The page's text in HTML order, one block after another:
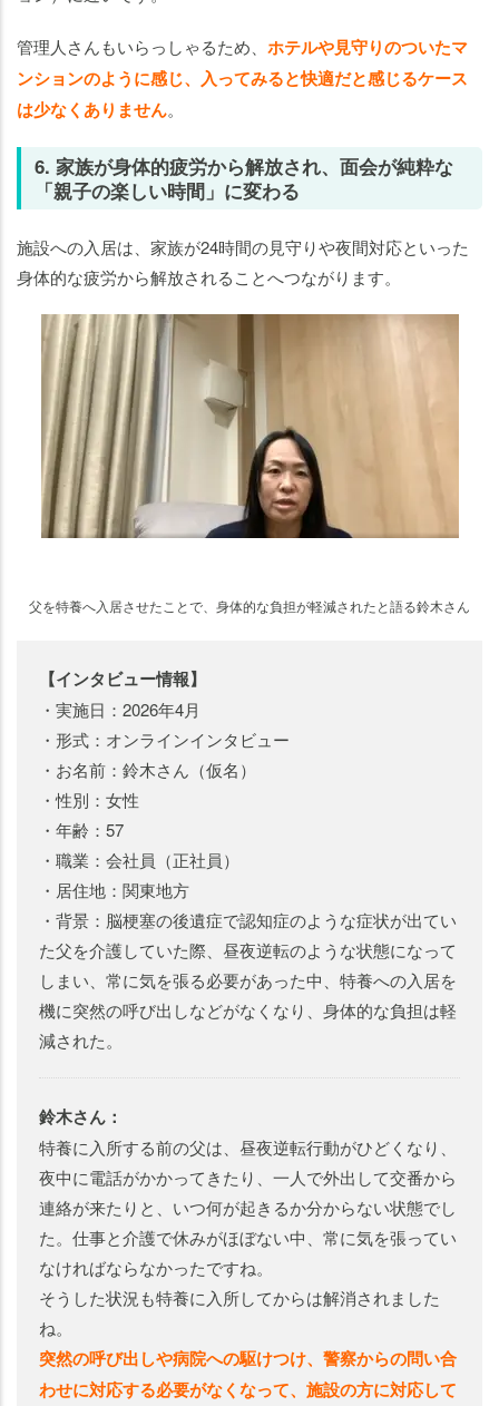
管理人さんもいらっしゃるため、 ホテルや見守りのついたマ
ンションのように感じ、入ってみると快適だと感じるケース
は少なくありません。
6. 家族が身体的疲労から解放され、面会が純粋な
「親子の楽しい時間」に変わる
施設への入居は、家族が24時間の見守りや夜間対応といった
身体的な疲労から解放されることへつながります。
父を特養へ入居させたことで、身体的な負担が軽減されたと語る鈴木さん
【インタビュー情報】
・実施日：2026年4月
・形式：オンラインインタビュー
・お名前：鈴木さん（仮名）
・性別：女性
・年齢：57
・職業：会社員（正社員）
・居住地：関東地方
・背景：脳梗塞の後遺症で認知症のような症状が出てい
た父を介護していた際、昼夜逆転のような状態になって
しまい、常に気を張る必要があった中、特養への入居を
機に突然の呼び出しなどがなくなり、身体的な負担は軽
減された。
鈴木さん：
特養に入所する前の父は、昼夜逆転行動がひどくなり、
夜中に電話がかかってきたり、一人で外出して交番から
連絡が来たりと、いつ何が起きるか分からない状態でし
た。仕事と介護で休みがほぼない中、常に気を張ってい
なければならなかったですね。
そうした状況も特養に入所してからは解消されました
ね。
突然の呼び出しや病院への駆けつけ、警察からの問い合
わせに対応する必要がなくなって、施設の方に対応して